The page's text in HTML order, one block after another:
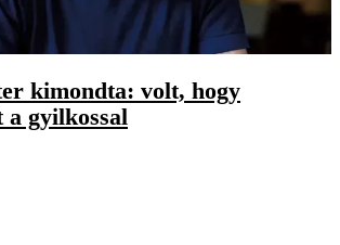
kimondta: volt, hogy
a gyilkossal